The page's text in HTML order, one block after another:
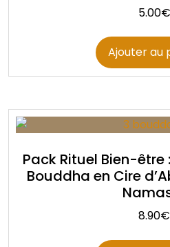
5.00€
Ajouter au
Pack Rituel Bien-être
Bouddha en Cire
8.90€